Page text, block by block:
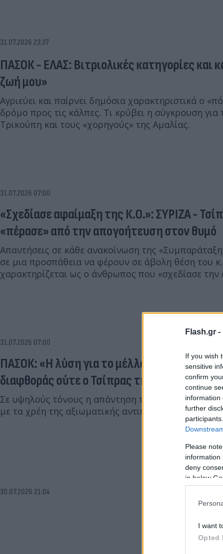
Flash.gr -
If you wish
sensitive
confirm
continue
information
further
Please
information
deny
in below
I want
Opted
31.07.2026 23:37
ΠΑΣΟΚ - ΕΛΑΣ: Βιτριολικές κατηγορίες και
ζωή μου»
Αγριεύει και παίρνει δημόσια χαρακτηριστικά ο
δρόμο προς τις κάλπες. Τι κρύβει η σύγκρουση για
Τρικούπη και τους «χορηγούς» της Αμαλίας.
31.07.2026 07:00
«Σχεδίασε αφαίμαξη της Κ.Ο.»: ΣΥΡΙΖΑ -
«πέρασε» από την απογοήτευση στον θυμό
Απαντήσεις σε κάθε ανακοίνωση της
σε μια προσπάθεια να φέρουν σε άβολη θέση του
χαρακτηρίζεται ως ο άνθρωπος που «σχεδίασε
31.07.2026 07:00
ΠΑΣΟΚ: «Η λύση για το μέλλον δεν είναι
διαφθοράς ούτε ο Τσίπρας της διαπλοκής»
Σε υψηλούς τόνους η απάντηση του ΠΑΣΟΚ για το
με τα χρέη της αξιωματικής αντιπολίτευσης.
30.07.2026 21:04